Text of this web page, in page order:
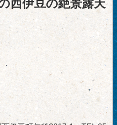
西伊豆の絶景露天